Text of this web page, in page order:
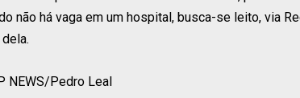
não há vaga em um hospital, busca-se leito, via
NEWS/Pedro Leal